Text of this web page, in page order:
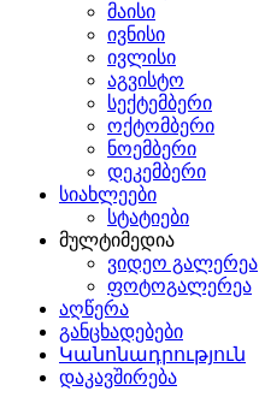
მაისი
ივნისი
ივლისი
აგვისტო
სექტემბერი
ოქტომბერი
ნოემბერი
დეკემბერი
სიახლეები
სტატიები
მულტიმედია
ვიდეო გალერეა
ფოტოგალერეა
აღწერა
განცხადებები
Կանոնադրություն
დაკავშირება